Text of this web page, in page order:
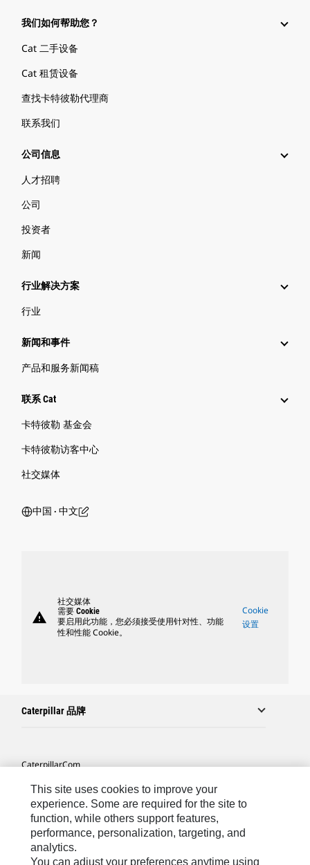
我们如何帮助您？
Cat 二手设备
Cat 租赁设备
查找卡特彼勒代理商
联系我们
公司信息
人才招聘
公司
投资者
新闻
行业解决方案
行业
新闻和事件
产品和服务新闻稿
联系 Cat
卡特彼勒 基金会
卡特彼勒访客中心
社交媒体
中国 ‧ 中文
warning
社交媒体
需要 Cookie
要启用此功能，您必须接受使用针对性、功能
性和性能 Cookie。
Cookie
设置
Caterpillar 品牌
Caterpillar.com
联系 Caterpillar
站点地图
Cookie Settings
法律
This site uses cookies to improve your
experience. Some are required for the site to
function, while others support features,
performance, personalization, targeting, and
analytics.
You can adjust your preferences anytime using